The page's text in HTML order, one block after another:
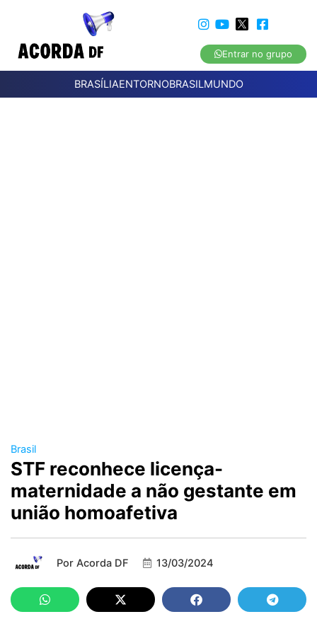
Entrar no grupo
BRASÍLIAENTORNOBRASILMUNDO
Brasil
STF reconhece licença-
maternidade a não gestante em
união homoafetiva
Por Acorda DF 13/03/2024